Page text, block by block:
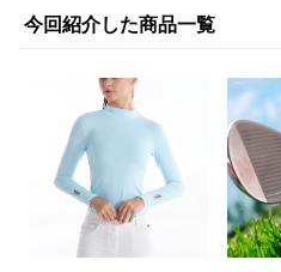
今回紹介した商品一覧